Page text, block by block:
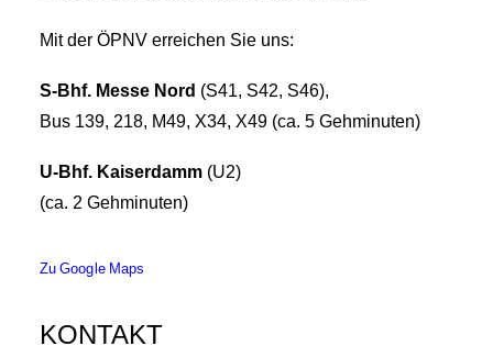
Mit der ÖPNV erreichen Sie uns:
S-Bhf. Messe Nord (S41, S42, S46),
Bus 139, 218, M49, X34, X49 (ca. 5 Gehminuten)
U-Bhf. Kaiserdamm (U2)
(ca. 2 Gehminuten)
Zu Google Maps
KONTAKT